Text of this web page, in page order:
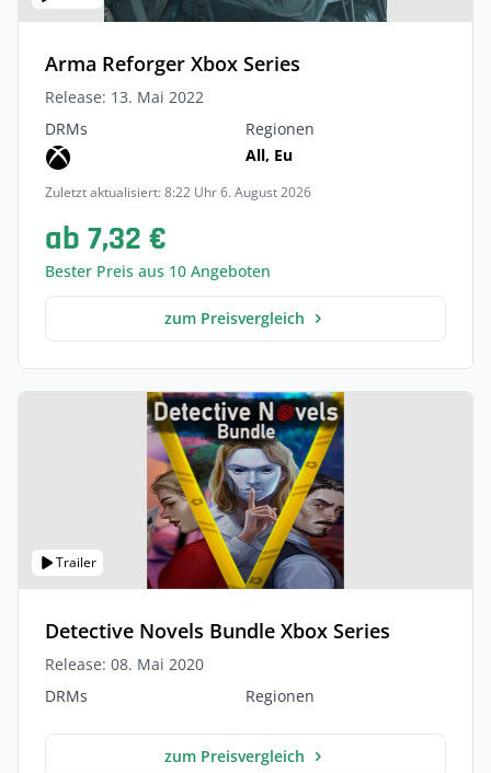
Arma Reforger Xbox Series
Release: 13. Mai 2022
DRMs
Regionen
All, Eu
Zuletzt aktualisiert: 8:22 Uhr 6. August 2026
ab 7,32 €
Bester Preis aus 10 Angeboten
zum Preisvergleich
Trailer
Detective Novels Bundle Xbox Series
Release: 08. Mai 2020
DRMs
Regionen
zum Preisvergleich